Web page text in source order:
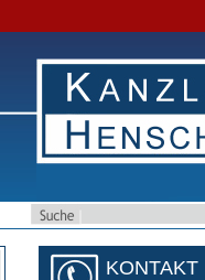
KONTAKT